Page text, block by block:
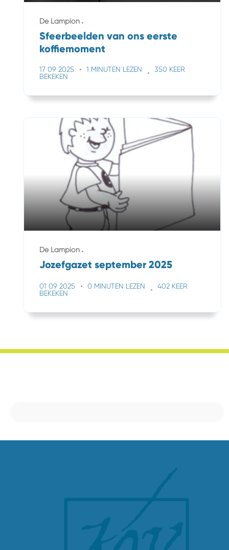
De Lampion
Sfeerbeelden van ons eerste
koffiemoment
17 09 2025 1 MINUTEN LEZEN
350 KEER
BEKEKEN
De Lampion
Jozefgazet september 2025
01 09 2025 0 MINUTEN LEZEN
402 KEER
BEKEKEN